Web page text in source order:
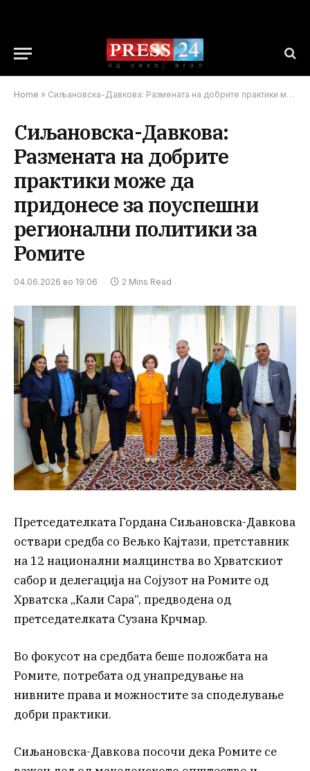
Home » Сиљановска-Давкова: Размената на добрите практики може да придонесе за поуспешни регионални политики за Ромите
Сиљановска-Давкова:
Размената на добрите
практики може да
придонесе за поуспешни
регионални политики за
Ромите
04.06.2026 во 19:06 2 Mins Read
Претседателката Гордана Сиљановска-Давкова
оствари средба со Вељко Кајтази, претставник
на 12 национални малцинства во Хрватскиот
сабор и делегација на Сојузот на Ромите од
Хрватска „Кали Сара“, предводена од
претседателката Сузана Крчмар.
Во фокусот на средбата беше положбата на
Ромите, потребата од унапредување на
нивните права и можностите за споделување
добри практики.
Сиљановска-Давкова посочи дека Ромите се